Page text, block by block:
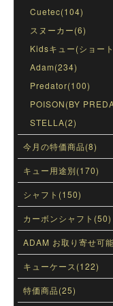
Cuetec(104)
スヌーカー(6)
Kidsキュー(ショー
Adam(234)
Predator(100)
POISON(BY
STELLA(2)
今月の特価商品(8)
キュー用途別(170)
シャフト(150)
カーボンシャフト(50)
ADAM お取り寄せ可
キューケース(122)
特価商品(25)